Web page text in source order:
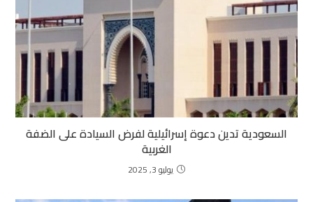
السعودية تدين دعوة إسرائيلية لفرض السيادة على الضفة
الغربية
يوليو 3, 2025